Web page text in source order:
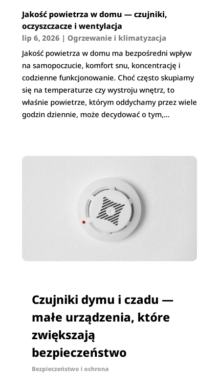
Jakość powietrza w domu — czujniki,
oczyszczacze i wentylacja
lip 6, 2026 | Ogrzewanie i klimatyzacja
Jakość powietrza w domu ma bezpośredni wpływ
na samopoczucie, komfort snu, koncentrację i
codzienne funkcjonowanie. Choć często skupiamy
się na temperaturze czy wystroju wnętrz, to
właśnie powietrze, którym oddychamy przez wiele
godzin dziennie, może decydować o tym,...
Czujniki dymu i czadu —
małe urządzenia, które
zwiększają
bezpieczeństwo
Bezpieczeństwo i ochrona